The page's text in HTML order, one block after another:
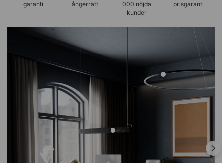
garanti
ångerrätt
000 nöjda
kunder
prisgaranti